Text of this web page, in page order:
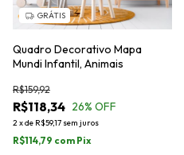
GRÁTIS
Quadro Decorativo Mapa
Mundi Infantil, Animais
R$118,34
R$159,92
26% OFF
2xde R$59,17 sem juros
R$114,79 com Pix